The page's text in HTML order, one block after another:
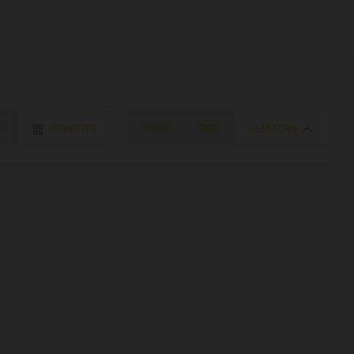
VIGNETTES DATE PRIX ALÉATOIRE